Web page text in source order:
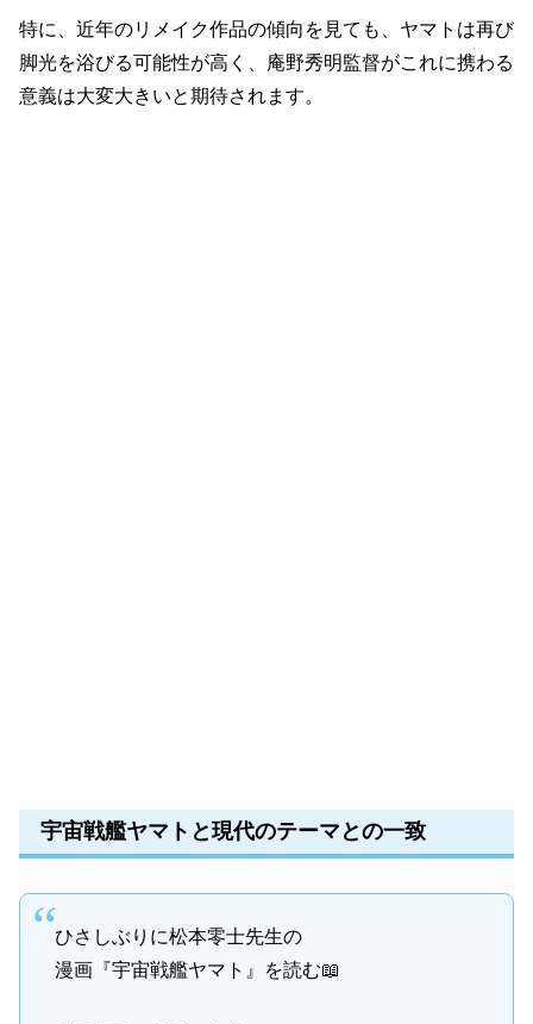
特に、近年のリメイク作品の傾向を見ても、ヤマトは再び
脚光を浴びる可能性が高く、庵野秀明監督がこれに携わる
意義は大変大きいと期待されます。
宇宙戦艦ヤマトと現代のテーマとの一致
ひさしぶりに松本零士先生の
漫画『宇宙戦艦ヤマト』を読む📖